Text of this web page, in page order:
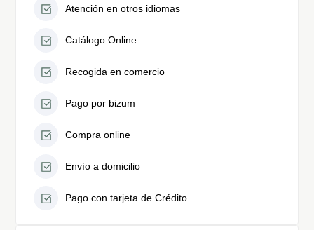
Atención en otros idiomas
Catálogo Online
Recogida en comercio
Pago por bizum
Compra online
Envío a domicilio
Pago con tarjeta de Crédito